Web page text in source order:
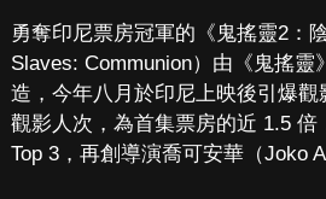
勇奪印尼票房冠軍的《鬼搖靈2：
Slaves: Communion）由《鬼搖靈
造，今年八月於印尼上映後引爆
觀影人次，為首集票房的近 1.5 倍
Top 3，再創導演喬可安華（Joko